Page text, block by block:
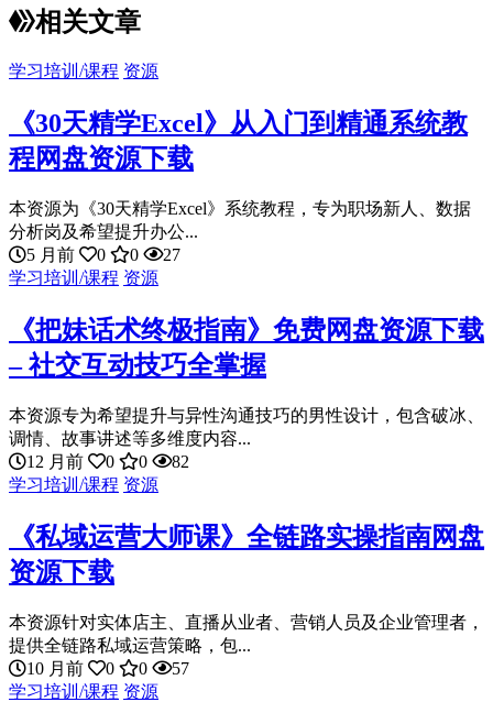
相关文章
学习培训/课程 资源
《30天精学Excel》从入门到精通系统教
程网盘资源下载
本资源为《30天精学Excel》系统教程，专为职场新人、数据
分析岗及希望提升办公...
5 月前
0 0
27
学习培训/课程 资源
《把妹话术终极指南》免费网盘资源下载
– 社交互动技巧全掌握
本资源专为希望提升与异性沟通技巧的男性设计，包含破冰、
调情、故事讲述等多维度内容...
12 月前
0 0
82
学习培训/课程 资源
《私域运营大师课》全链路实操指南网盘
资源下载
本资源针对实体店主、直播从业者、营销人员及企业管理者，
提供全链路私域运营策略，包...
10 月前
0 0
57
学习培训/课程 资源